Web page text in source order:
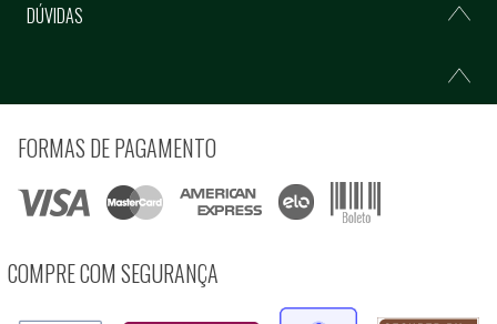
DÚVIDAS
FORMAS DE PAGAMENTO
COMPRE COM SEGURANÇA